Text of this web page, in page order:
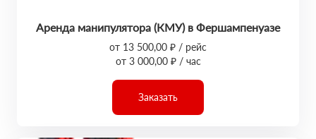
Аренда манипулятора (КМУ) в Фершампенуазе
от 13 500,00 ₽ / рейс
от 3 000,00 ₽ / час
Заказать